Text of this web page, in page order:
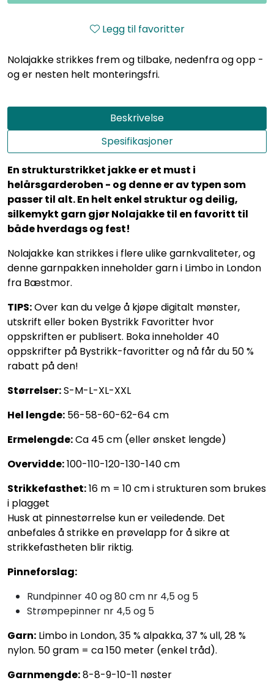
Legg til favoritter
Nolajakke strikkes frem og tilbake, nedenfra og opp -
og er nesten helt monteringsfri.
Beskrivelse
Spesifikasjoner
En strukturstrikket jakke er et must i
helårsgarderoben - og denne er av typen som
passer til alt. En helt enkel struktur og deilig,
silkemykt garn gjør Nolajakke til en favoritt til
både hverdags og fest!
Nolajakke kan strikkes i flere ulike garnkvaliteter, og
denne garnpakken inneholder garn i Limbo in London
fra Bæstmor.
TIPS:Over kan du velge å kjøpe digitalt mønster,
utskrift eller boken Bystrikk Favoritter hvor
oppskriften er publisert. Boka inneholder 40
oppskrifter på Bystrikk-favoritter og nå får du 50 %
rabatt på den!
Størrelser:S-M-L-XL-XXL
Hel lengde: 56-58-60-62-64 cm
Ermelengde:Ca 45 cm (eller ønsket lengde)
Overvidde:100-110-120-130-140 cm
Strikkefasthet:16 m = 10 cm i strukturen som brukes
i plagget
Husk at pinnestørrelse kun er veiledende. Det
anbefales å strikke en prøvelapp for å sikre at
strikkefastheten blir riktig.
Pinneforslag:
Rundpinner 40 og 80 cm nr 4,5 og 5
Strømpepinner nr 4,5 og 5
Garn: Limbo in London, 35 % alpakka, 37 % ull, 28 %
nylon. 50 gram = ca 150 meter (enkel tråd).
Garnmengde:8-8-9-10-11 nøster